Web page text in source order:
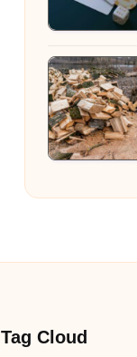
Tag Cloud